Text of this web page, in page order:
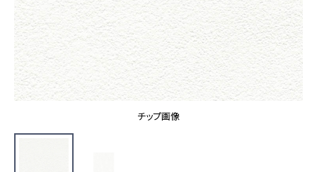
ノンワックス床タイル
壁紙機能性ガイド
モデルハウス
新築戸建・マンション
#リリカラのある暮らし
ショールーム
ショールーム トップ
東京ショールーム
大阪ショールーム
お客様サポート
お客様サポート トップ
画像ダウンロード
チップ画像